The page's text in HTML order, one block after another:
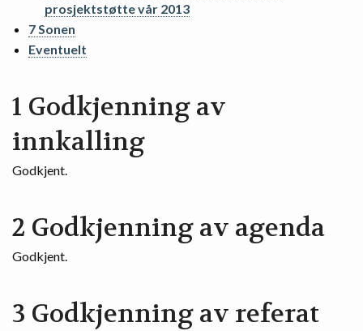
prosjektstøtte vår 2013
7 Sonen
Eventuelt
1 Godkjenning av
innkalling
Godkjent.
2 Godkjenning av agenda
Godkjent.
3 Godkjenning av referat